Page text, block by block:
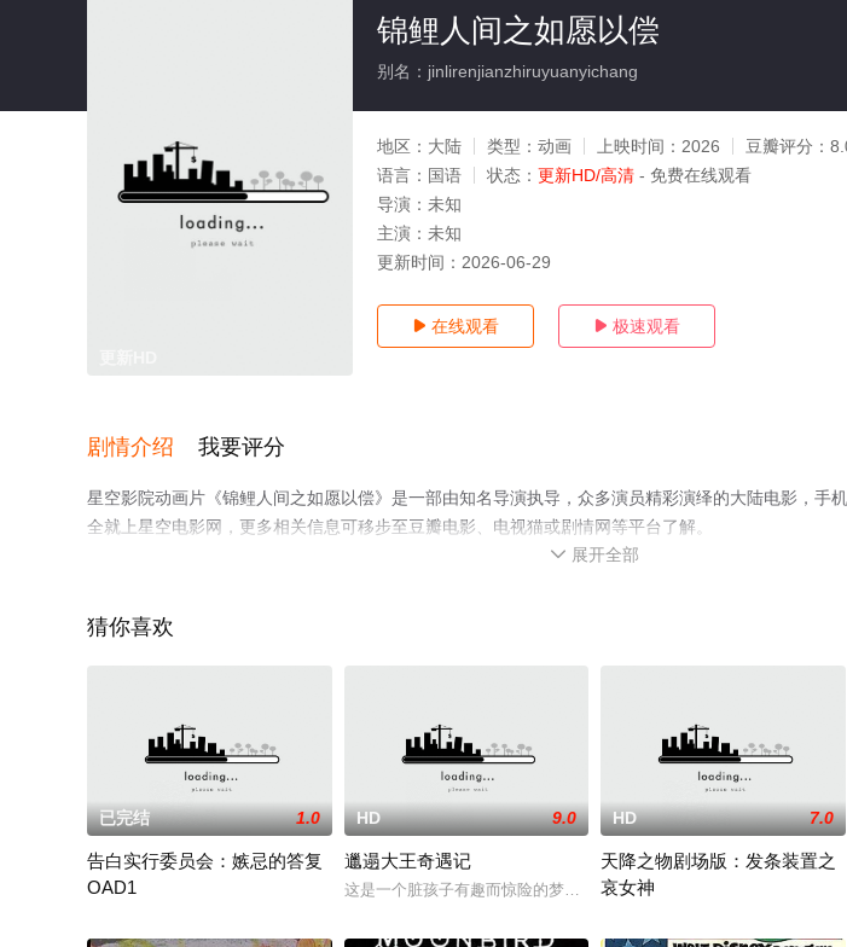
锦鲤人间之如愿以偿
别名：jinlirenjianzhiruyuanyichang
地区： 大陆 类型： 动画 上映时间： 2026 豆瓣评分：
语言： 国语 状态： 更新HD/高清 - 免费在线观看
导演： 未知
主演： 未知
更新时间： 2026-06-29
 在线观看  极速观看
剧情介绍 我要评分
星空影院动画片《锦鲤人间之如愿以偿》是一部由知名导演执导，众多演员精彩演绎的大陆电影，手
全就上星空电影网，更多相关信息可移步至豆瓣电影、电视猫或剧情网等平台了解。
 展开全部
猜你喜欢
已完结 1.0
告白实行委员会：嫉忌的答复
OAD1
HD 9.0
邋遢大王奇遇记
这是一个脏孩子有趣而惊险的梦。他带我们见识了潜伏在古墓中丑陋可
HD 7.0
天降之物剧场版：发条装置之
哀女神
剧场版将会紧接着第二季完结时